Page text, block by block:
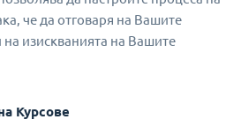
че да отговаря на Вашите
изискванията на Вашите
Курсове